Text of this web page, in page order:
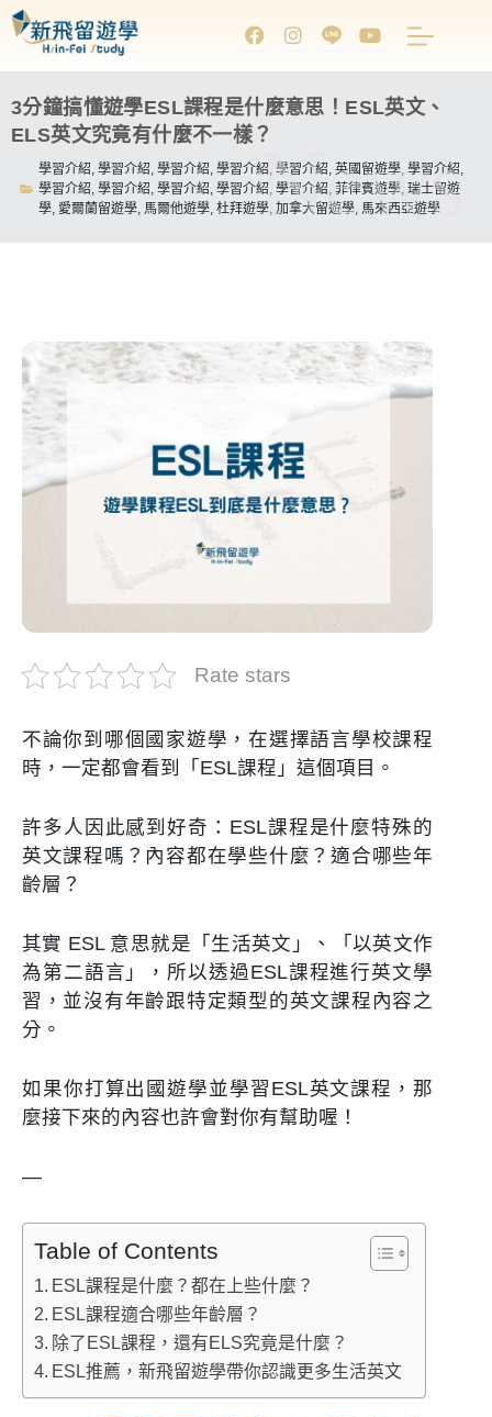
3分鐘搞懂遊學ESL課程是什麼意思！ESL英文、
ELS英文究竟有什麼不一樣？
學習介紹, 學習介紹, 學習介紹, 學習介紹, 學習介紹, 英國留遊學, 學習介紹,
學習介紹, 學習介紹, 學習介紹, 學習介紹, 學習介紹, 菲律賓遊學, 瑞士留遊
學, 愛爾蘭留遊學, 馬爾他遊學, 杜拜遊學, 加拿大留遊學, 馬來西亞遊學
News
Rate stars
不論你到哪個國家遊學，在選擇語言學校課程
時，一定都會看到「ESL課程」這個項目。
許多人因此感到好奇：ESL課程是什麼特殊的
英文課程嗎？內容都在學些什麼？適合哪些年
齡層？
其實 ESL 意思就是「生活英文」、「以英文作
為第二語言」，所以透過ESL課程進行英文學
習，並沒有年齡跟特定類型的英文課程內容之
分。
如果你打算出國遊學並學習ESL英文課程，那
麼接下來的內容也許會對你有幫助喔！
—
Table of Contents
ESL課程是什麼？都在上些什麼？
ESL課程適合哪些年齡層？
除了ESL課程，還有ELS究竟是什麼？
ESL推薦，新飛留遊學帶你認識更多生活英文